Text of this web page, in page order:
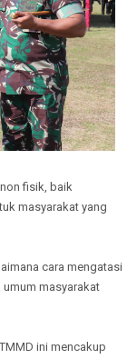
fisik, baik
masyarakat yang
cara mengatasi
umum masyarakat
ini mencakup